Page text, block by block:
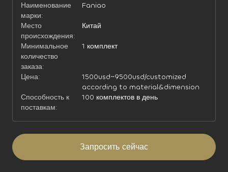
Наименование
марки:
Faniao
Место
происхождения:
Китай
Минимальное
количество
заказа:
1 комплект
Цена:
1500usd~9500usd/customized
according to material&dimension
Способность к
поставкам:
100 комплектов в день
Запросить сейчас